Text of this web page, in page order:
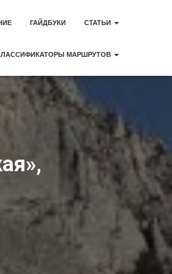
ГАЙДБУКИ СТАТЬИ
МАРШРУТОВ